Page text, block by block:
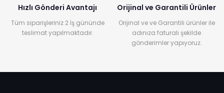
Hızlı Gönderi Avantajı
Tüm siparişleriniz 2 İş gününde
teslimat yapılmaktadır.
Orijinal ve Garantili Ürünler
Orijinal ve ve Garantili ürünler ile
adınıza faturalı şekilde
gönderimler yapıyoruz.